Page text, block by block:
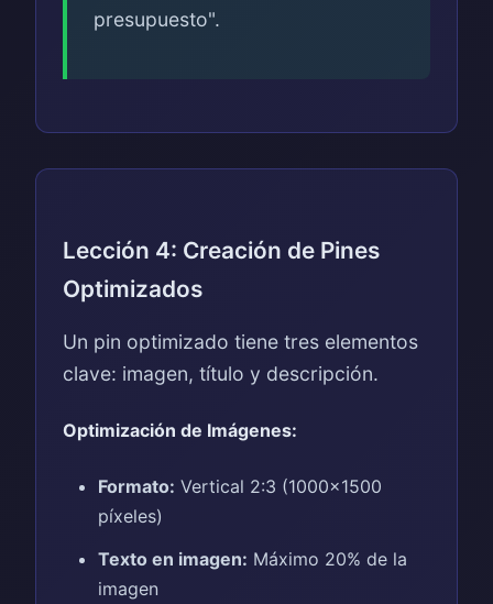
presupuesto".
Lección 4: Creación de Pines
Optimizados
Un pin optimizado tiene tres elementos
clave: imagen, título y descripción.
Optimización de Imágenes:
Formato: Vertical 2:3 (1000x1500
píxeles)
Texto en imagen: Máximo 20% de la
imagen